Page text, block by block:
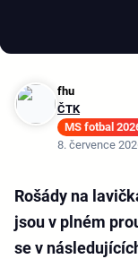
fhu
ČTK
MS fotbal
8. července
Rošády na
jsou v plném
se v